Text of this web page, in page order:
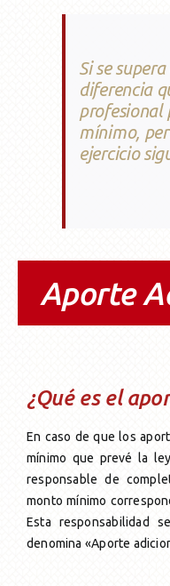
Si se
diferencia
profesional
mínimo,
ejercicio
Aporte
¿Qué es el
En caso de que los
mínimo que prevé la
responsable de
monto mínimo
Esta responsabilidad
denomina «Aporte